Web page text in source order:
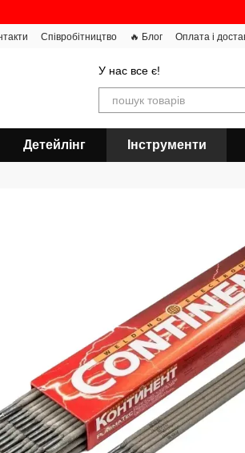
Співробітництво 🔥 Блог Оплата і
У нас все є!
Детейлінг Інструменти